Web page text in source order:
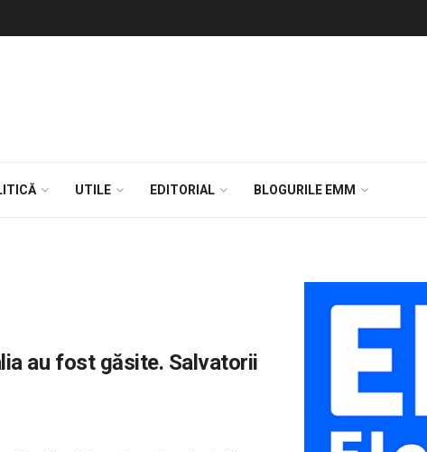
UTILE EDITORIAL BLOGURILE EMM
au fost găsite. Salvatorii